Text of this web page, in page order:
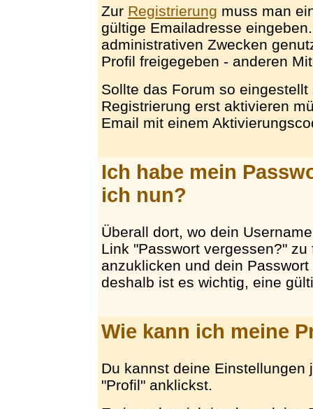
Zur Registrierung muss man
gültige Emailadresse
administrativen Zwecken
Profil freigegeben - anderen
Sollte das Forum so
Registrierung erst aktivieren
Email mit einem
Ich habe mein
ich nun?
Überall dort, wo dein
Link "Passwort vergessen?"
anzuklicken und dein
deshalb ist es wichtig, eine
Wie kann ich meine
Du kannst deine
"Profil" anklickst.